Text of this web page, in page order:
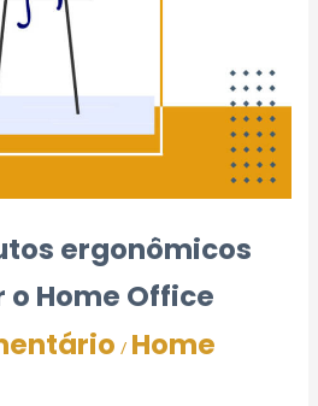
ergonômicos
Home Office
/ Home